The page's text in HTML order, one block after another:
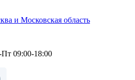
и Московская область
09:00-18:00